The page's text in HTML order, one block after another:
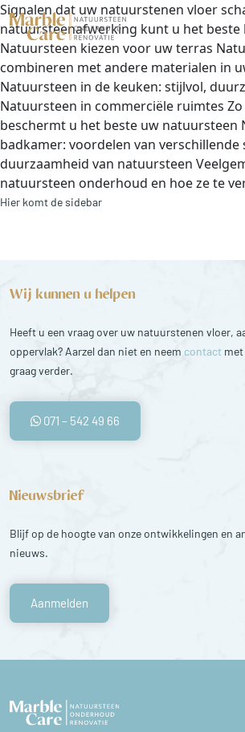
Signalen dat uw natuurstenen vloer
natuursteenafwerking kunt u het beste
Natuursteen kiezen voor uw terras
combineren met andere materialen in
Natuursteen in de keuken: stijlvol,
Natuursteen in commerciële ruimtes
beschermt u het beste uw natuursteen
badkamer: voordelen van verschillende
duurzaamheid van natuursteen
natuursteen onderhoud en hoe ze te
Hier komt de sidebar
Wij kunnen u helpen
Heeft u een vraag over uw natuurstenen vloer,
oppervlak? Aarzel dan niet en neem contact
graag verder.
071 – 542 49 66
Nieuwsbrief
Blijf op de hoogte van onze ontwikkelingen en
nieuws.
Aanmelden